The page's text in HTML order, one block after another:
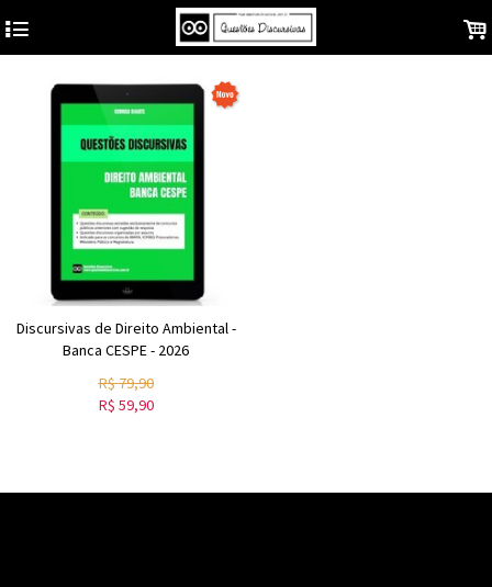
4 .
Discursivas de Direito Ambiental -
Banca CESPE - 2026
R$79,90
R$ 59,90